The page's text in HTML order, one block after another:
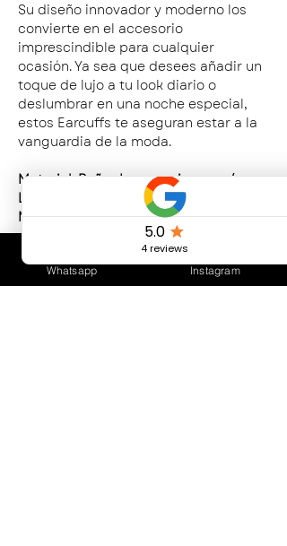
Su diseño innovador y moderno los
convierte en el accesorio
imprescindible para cualquier
ocasión. Ya sea que desees añadir un
toque de lujo a tu look diario o
deslumbrar en una noche especial,
estos Earcuffs te aseguran estar a la
vanguardia de la moda.
Material: Baño de oro y circones /
Libre de Nickel
Medidas: 1,5 cms de diametro
CUIDADOS DEL PRODUCTO
Whatsapp Instagram